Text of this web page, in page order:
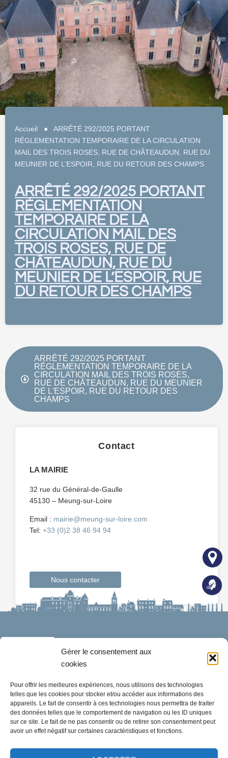
Gérer le consentement aux
cookies
Pour offrir les meilleures expériences, nous utilisons des technologies
telles que les cookies pour stocker et/ou accéder aux informations des
appareils. Le fait de consentir à ces technologies nous permettra de traiter
des données telles que le comportement de navigation ou les ID uniques
sur ce site. Le fait de ne pas consentir ou de retirer son consentement peut
avoir un effet négatif sur certaines caractéristiques et fonctions.
Accueil ● ARRÊTÉ 292/2025 PORTANT
RÉGLEMENTATION TEMPORAIRE DE LA CIRCULATION
MAIL DES TROIS ROSES, RUE DE CHÂTEAUDUN, RUE DU
MEUNIER DE L’ESPOIR, RUE DU RETOUR DES CHAMPS
ARRÊTÉ 292/2025 PORTANT
RÉGLEMENTATION
TEMPORAIRE DE LA
CIRCULATION MAIL DES
TROIS ROSES, RUE DE
CHÂTEAUDUN, RUE DU
MEUNIER DE L’ESPOIR, RUE
DU RETOUR DES CHAMPS
Contact
LA MAIRIE
32 rue du Général-de-Gaulle
45130 – Meung-sur-Loire
Email : mairie@meung-sur-loire.com
Tel: +33 (0)2 38 46 94 94
Nous contacter
ARRÊTÉ 292/2025 PORTANT
RÉGLEMENTATION TEMPORAIRE DE LA
CIRCULATION MAIL DES TROIS ROSES,
RUE DE CHÂTEAUDUN, RUE DU MEUNIER
DE L'ESPOIR, RUE DU RETOUR DES
CHAMPS
Mairie de Meung-sur-Loire
Mairie,
32 rue du Général de Gaulle,
45130 Meung-sur-Loire